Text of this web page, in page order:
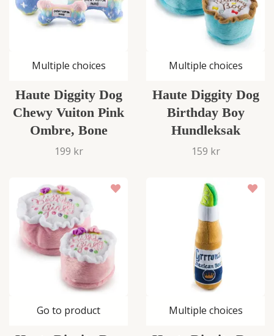
Multiple choices
Haute Diggity Dog
Chewy Vuiton Pink
Ombre, Bone
199 kr
Multiple choices
Haute Diggity Dog
Birthday Boy
Hundleksak
159 kr
Go to product Multiple choices